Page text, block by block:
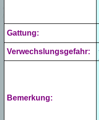
Gattung:
Verwechslungsgefahr:
Bemerkung: